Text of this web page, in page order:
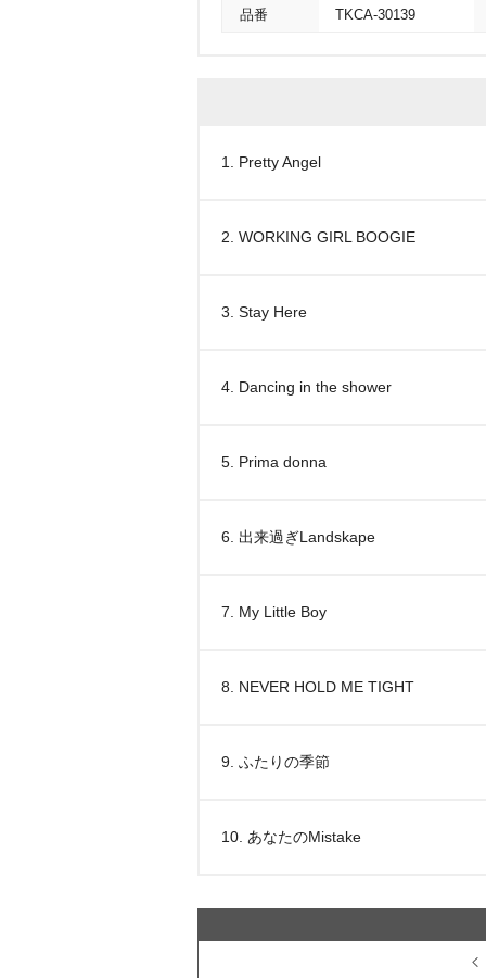
品番 TKCA-30139
1. Pretty Angel
2. WORKING GIRL BOOGIE
3. Stay Here
4. Dancing in the shower
5. Prima donna
6. 出来過ぎLandskape
7. My Little Boy
8. NEVER HOLD ME TIGHT
9. ふたりの季節
10. あなたのMistake